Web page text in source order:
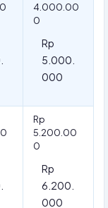
4.000.00
0
Rp
5.000.
000
Rp
5.200.00
0
Rp
6.200.
000